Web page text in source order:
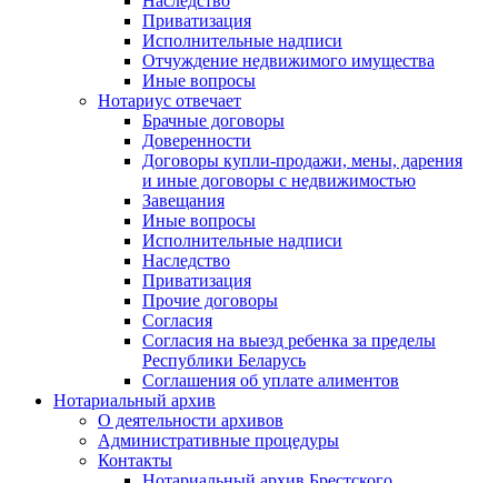
Приватизация
Исполнительные надписи
Отчуждение недвижимого имущества
Иные вопросы
Нотариус отвечает
Брачные договоры
Доверенности
Договоры купли-продажи, мены, дарения
и иные договоры с недвижимостью
Завещания
Иные вопросы
Исполнительные надписи
Наследство
Приватизация
Прочие договоры
Согласия
Согласия на выезд ребенка за пределы
Республики Беларусь
Соглашения об уплате алиментов
Нотариальный архив
О деятельности архивов
Административные процедуры
Контакты